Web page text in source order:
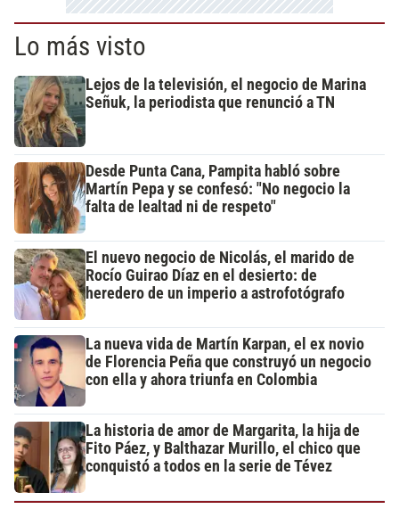
Lo más visto
Lejos de la televisión, el negocio de Marina
Señuk, la periodista que renunció a TN
Desde Punta Cana, Pampita habló sobre
Martín Pepa y se confesó: "No negocio la
falta de lealtad ni de respeto"
El nuevo negocio de Nicolás, el marido de
Rocío Guirao Díaz en el desierto: de
heredero de un imperio a astrofotógrafo
La nueva vida de Martín Karpan, el ex novio
de Florencia Peña que construyó un negocio
con ella y ahora triunfa en Colombia
La historia de amor de Margarita, la hija de
Fito Páez, y Balthazar Murillo, el chico que
conquistó a todos en la serie de Tévez